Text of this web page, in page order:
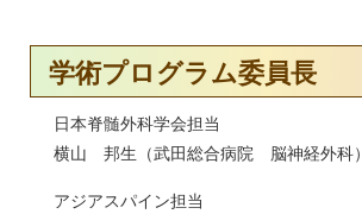
学術プログラム委員長
日本脊髄外科学会担当
横山 邦生（武田総合病院 脳神経外科）
アジアスパイン担当